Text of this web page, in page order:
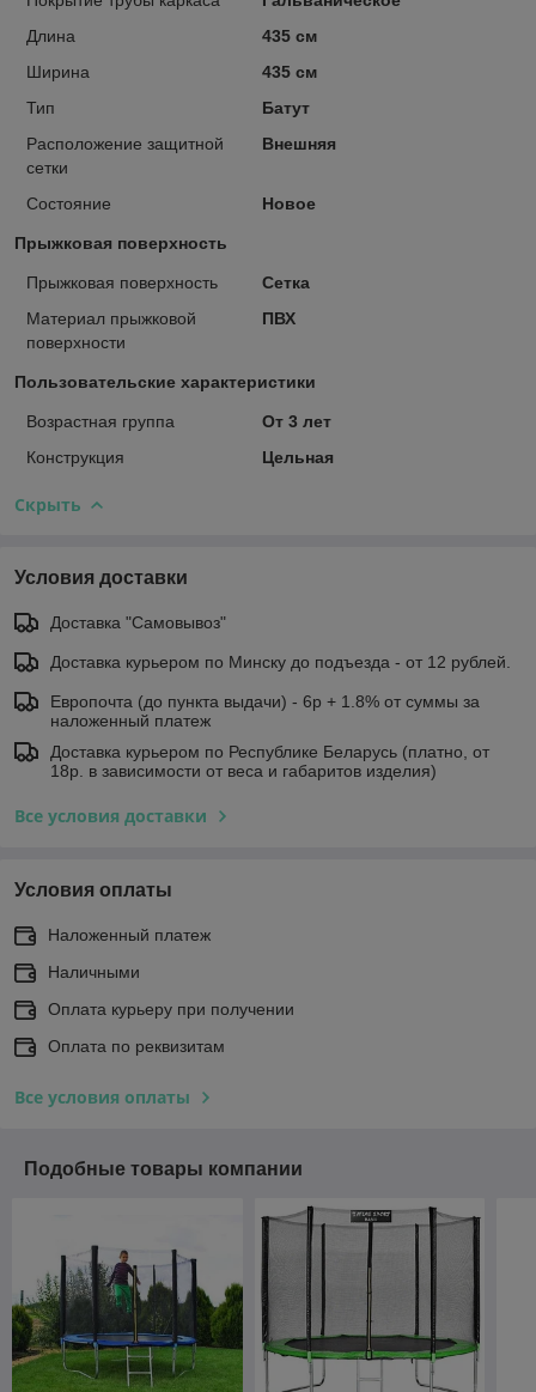
Длина
435 см
Ширина
435 см
Тип
Батут
Расположение защитной
сетки
Внешняя
Состояние Новое
Прыжковая поверхность
Прыжковая поверхность
Сетка
Материал прыжковой
поверхности
ПВХ
Пользовательские характеристики
Возрастная группа
От 3 лет
Конструкция
Цельная
Скрыть
Условия доставки
Доставка "Самовывоз"
Доставка курьером по Минску до подъезда - от 12 рублей.
Европочта (до пункта выдачи) - 6р + 1.8% от суммы за
наложенный платеж
Доставка курьером по Республике Беларусь (платно, от
18р. в зависимости от веса и габаритов изделия)
Все условия доставки
Условия оплаты
Наложенный платеж
Наличными
Оплата курьеру при получении
Оплата по реквизитам
Все условия оплаты
Подобные товары компании